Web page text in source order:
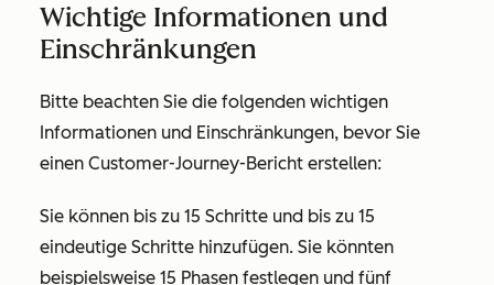
Wichtige Informationen und
Einschränkungen
Bitte beachten Sie die folgenden wichtigen
Informationen und Einschränkungen, bevor Sie
einen Customer-Journey-Bericht erstellen:
Sie können bis zu 15 Schritte und bis zu 15
eindeutige Schritte hinzufügen. Sie könnten
beispielsweise 15 Phasen festlegen und fünf